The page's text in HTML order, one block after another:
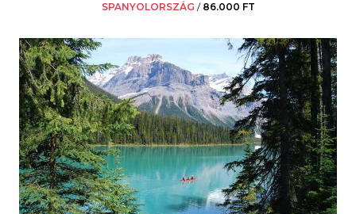
SPANYOLORSZÁG / 86.000 FT